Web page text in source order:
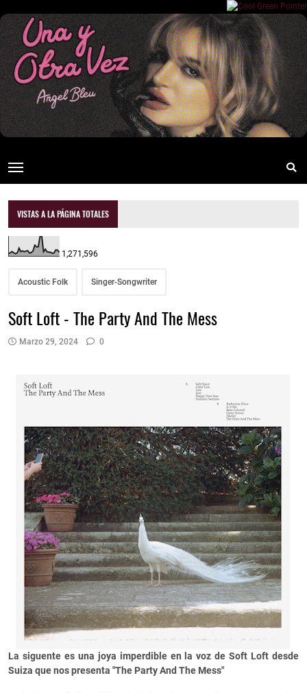
VISTAS A LA PÁGINA TOTALES
1,271,596
Acoustic Folk Singer-Songwriter
Soft Loft - The Party And The Mess
Marzo 29, 2024 0
La siguente es una joya imperdible en la voz de Soft Loft desde
Suiza que nos presenta "The Party And The Mess"